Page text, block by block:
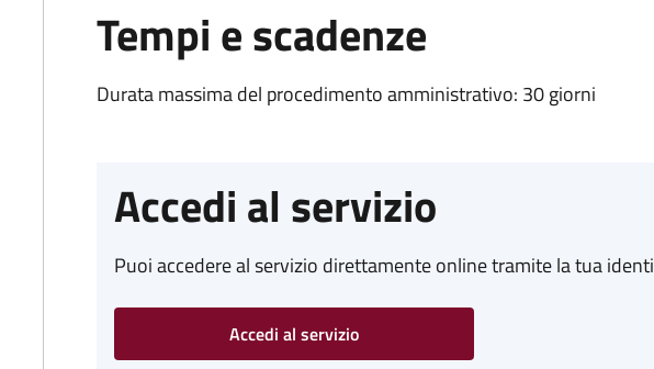
Tempi e scadenze
Durata massima del procedimento amministrativo: 30 giorni
Accedi al servizio
Puoi accedere al servizio direttamente online tramite la tua
Accedi al servizio